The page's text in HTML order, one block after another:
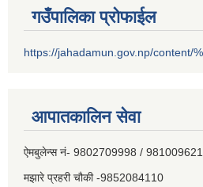
गउँपालिका प्रोफाईल
https://jahadamun.gov.np/content/
आपातकालिन सेवा
ऐमबुलेन्स नं- 9802709998 /
मझारे प्रहरी चौकी -9852084110